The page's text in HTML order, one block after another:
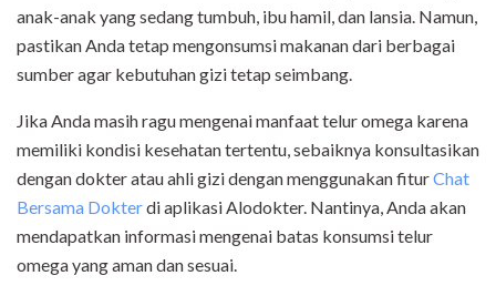
anak-anak yang sedang tumbuh, ibu hamil, dan lansia. Namun,
pastikan Anda tetap mengonsumsi makanan dari berbagai
sumber agar kebutuhan gizi tetap seimbang.
Jika Anda masih ragu mengenai manfaat telur omega karena
memiliki kondisi kesehatan tertentu, sebaiknya konsultasikan
dengan dokter atau ahli gizi dengan menggunakan fiturChat
Bersama Dokterdi aplikasi Alodokter. Nantinya, Anda akan
mendapatkan informasi mengenai batas konsumsi telur
omega yang aman dan sesuai.